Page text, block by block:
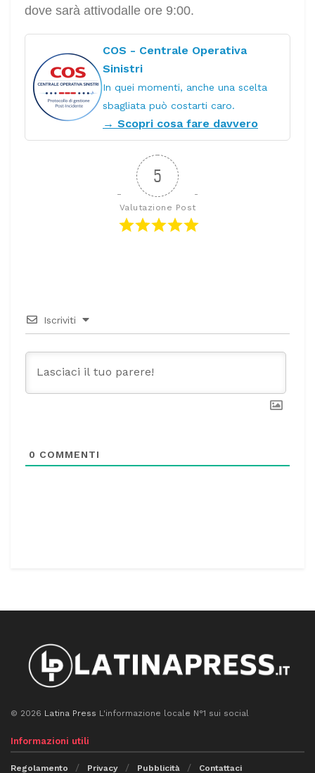
dove sarà attivodalle ore 9:00.
COS - Centrale Operativa
Sinistri
In quei momenti, anche una scelta
sbagliata può costarti caro.
→ Scopri cosa fare davvero
5
Valutazione Post
Iscriviti
0 COMMENTI
© 2026 Latina Press L'informazione locale N°1 sui social
Informazioni utili
Regolamento Privacy Pubblicità Contattaci